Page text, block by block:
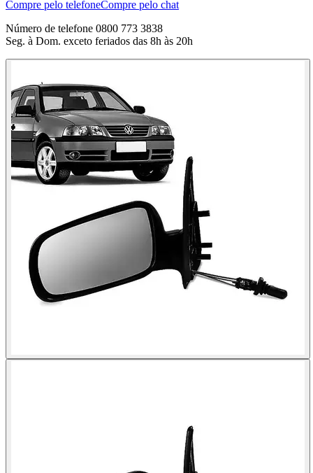
Compre pelo telefoneCompre pelo chat
Número de telefone 0800 773 3838
Seg. à Dom. exceto feriados das 8h às 20h